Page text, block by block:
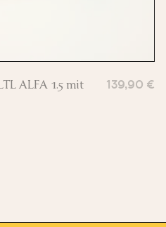
ALFA 1.5 mit
139,90 €